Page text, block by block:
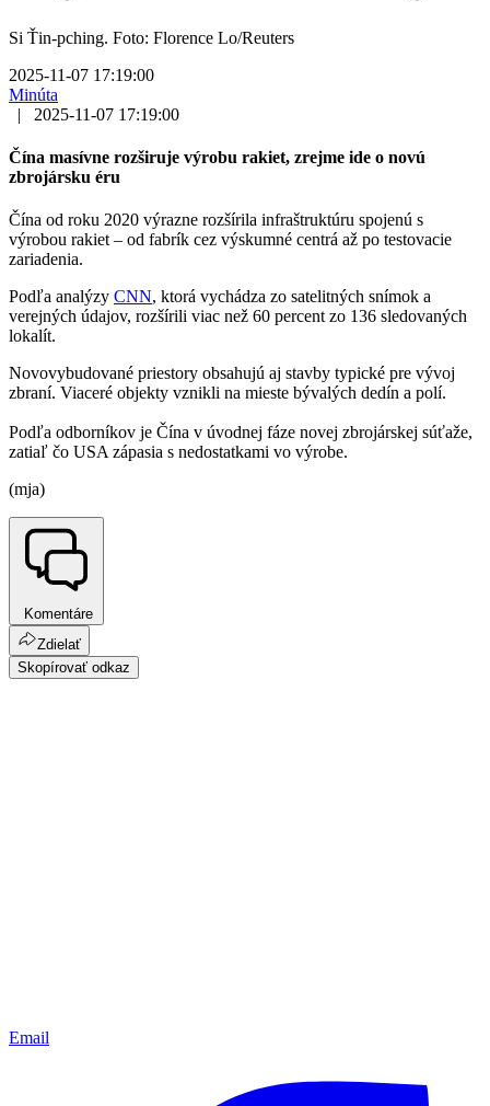
Si Ťin-pching. Foto: Florence Lo/Reuters
2025-11-07 17:19:00
Minúta
|
2025-11-07 17:19:00
Čína masívne rozširuje výrobu rakiet, zrejme ide o novú
zbrojársku éru
Čína od roku 2020 výrazne rozšírila infraštruktúru spojenú s
výrobou rakiet – od fabrík cez výskumné centrá až po testovacie
zariadenia.
Podľa analýzy CNN, ktorá vychádza zo satelitných snímok a
verejných údajov, rozšírili viac než 60 percent zo 136 sledovaných
lokalít.
Novovybudované priestory obsahujú aj stavby typické pre vývoj
zbraní. Viaceré objekty vznikli na mieste bývalých dedín a polí.
Podľa odborníkov je Čína v úvodnej fáze novej zbrojárskej súťaže,
zatiaľ čo USA zápasia s nedostatkami vo výrobe.
(mja)
Komentáre
Zdielať
Skopírovať odkaz
Email